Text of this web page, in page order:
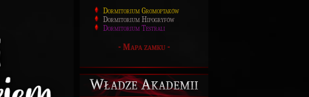
Dormitorium Gromoptaków
Dormitorium Hipogryfów
Dormitorium Testrali
- Mapa zamku-
Władze Akademii